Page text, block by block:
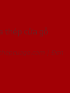
thép cửa gỗ
| Đơn